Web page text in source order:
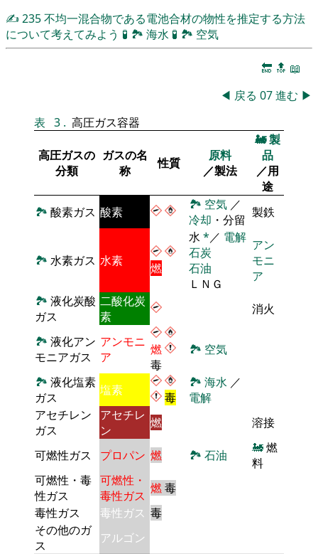
✍ 235不均一混合物である電池合材の物性を推定する方法
について考えてみよう 🧪 🏞 海水 🧪 🏞 空気
🔚 🔝 📖
◀ 戻る 07進む ▶
表 3 . 高圧ガス容器
高圧ガスの
分類
ガスの名
称
性質
原料
／製法
🚂製
品
／用
途
🏞 酸素ガス 酸素 🏞 空気 ／
冷却 ・分留 製鉄
🏞 水素ガス 水素 燃
水 *／ 電解
石炭
石油
ＬＮＧ
アン
モニ
ア
🏞 液化炭酸
ガス
二酸化炭
素
消火
🏞 液化アン
モニアガス
アンモニ
ア
燃
毒
🏞 空気
🏞 液化塩素
ガス
塩素 毒
🏞 海水 ／
電解
アセチレン
ガス
アセチレ
ン
燃 溶接
可燃性ガス プロパン 燃 🏞 石油 🚂燃
料
可燃性・毒
性ガス
可燃性・
毒性ガス 燃毒
毒性ガス
毒性ガス 毒
その他のガ
ス
アルゴン